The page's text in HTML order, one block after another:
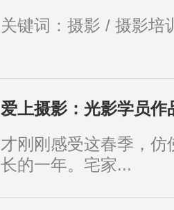
关键词：摄影 / 摄影
爱上摄影：光影学员作
才刚刚感受这春季，仿
长的一年。宅家...